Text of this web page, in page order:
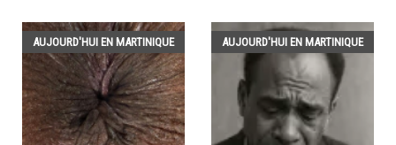
AUJOURD'HUI EN MARTINIQUE AUJOURD'HUI EN MARTINIQUE